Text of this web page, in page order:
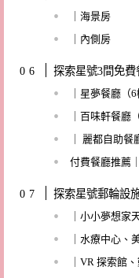
｜海景房
｜內側房
探索星號3間免
｜星夢餐廳（6
｜百味軒餐廳
｜ 麗都自助餐
付費餐廳推薦
探索星號郵輪設
｜小小夢想家
｜水療中心、
｜VR 探索館